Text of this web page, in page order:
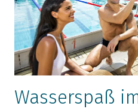
Wasserspaß